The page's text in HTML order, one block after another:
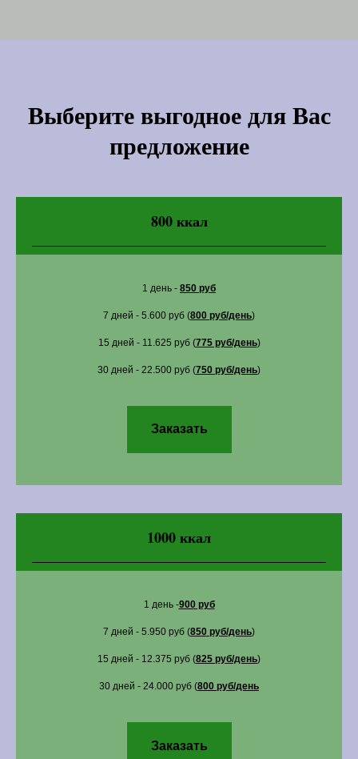
Выберите выгодное для Вас
предложение
800 ккал
1 день - 850 руб
7 дней - 5.600 руб (800 руб/день)
15 дней - 11.625 руб (775 руб/день)
30 дней - 22.500 руб (750 руб/день)
Заказать
1000 ккал
1 день -900 руб
7 дней - 5.950 руб (850 руб/день)
15 дней - 12.375 руб (825 руб/день)
30 дней - 24.000 руб (800 руб/день
Заказать